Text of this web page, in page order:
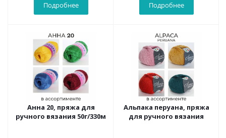
Подробнее Подробнее
Анна 20, пряжа для
ручного вязания 50г/330м
Альпака перуана, пряжа
для ручного вязания